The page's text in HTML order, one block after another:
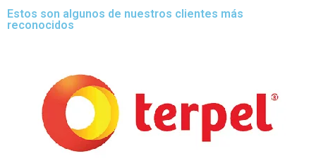
Estos son algunos de nuestros clientes más
reconocidos